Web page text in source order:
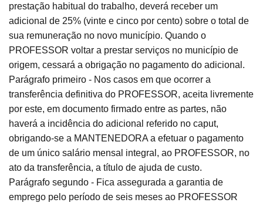
prestação habitual do trabalho, deverá receber um
adicional de 25% (vinte e cinco por cento) sobre o total de
sua remuneração no novo município. Quando o
PROFESSOR voltar a prestar serviços no município de
origem, cessará a obrigação no pagamento do adicional.
Parágrafo primeiro - Nos casos em que ocorrer a
transferência definitiva do PROFESSOR, aceita livremente
por este, em documento firmado entre as partes, não
haverá a incidência do adicional referido no caput,
obrigando-se a MANTENEDORA a efetuar o pagamento
de um único salário mensal integral, ao PROFESSOR, no
ato da transferência, a título de ajuda de custo.
Parágrafo segundo - Fica assegurada a garantia de
emprego pelo período de seis meses ao PROFESSOR